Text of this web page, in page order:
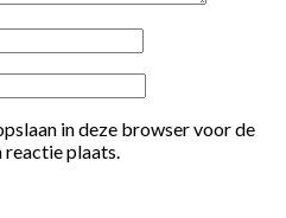
in deze browser voor de
reactie plaats.